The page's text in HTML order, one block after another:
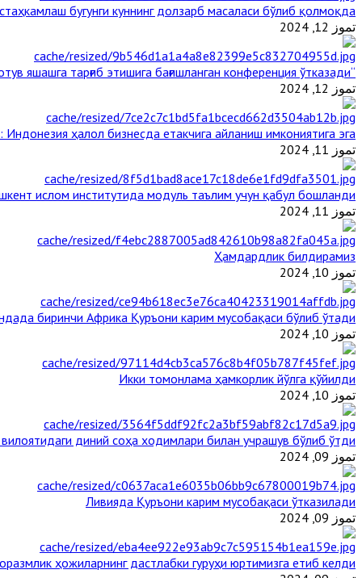
бугунги куннинг долзарб масаласи бўлиб қолмоқда
تموز 12, 2024
“Ал-Азҳар” Таиландда динларнинг тинч-тотув яшашга тарғиб этишига бағишланган конференция ўтказади
تموز 12, 2024
ҳалол бизнесда етакчига айланиш имкониятига эга
تموز 11, 2024
ислом институтида модуль таълим учун қабул бошланди
تموز 11, 2024
Ҳамдардлик билдирамиз
تموز 10, 2024
биринчи Aфрика Қуръони карим мусобақаси бўлиб ўтади
تموز 10, 2024
Икки томонлама ҳамкорлик йўлга қўйилди
تموز 10, 2024
диний соҳа ходимлари билан учрашув бўлиб ўтди
تموز 09, 2024
Ливияда Қуръони карим мусобақаси ўтказилади
تموز 09, 2024
ҳожиларнинг дастлабки гуруҳи юртимизга етиб келди